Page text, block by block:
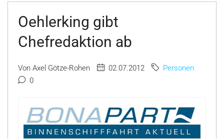
Oehlerking gibt
Chefredaktion ab
Von Axel Götze-Rohen 02.07.2012
Personen
0